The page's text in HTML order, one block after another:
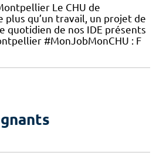
Le CHU de
qu’un travail, un projet de
quotidien de nos IDE présents
#MonJobMonCHU : F